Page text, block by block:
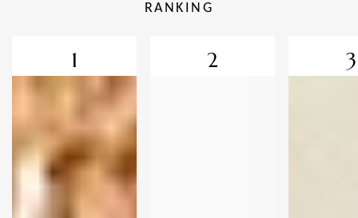
RANKING
1 2 3